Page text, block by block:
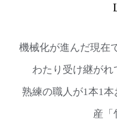
機械化が進んだ現在
わたり受け継が
熟練の職人が1本1
産「